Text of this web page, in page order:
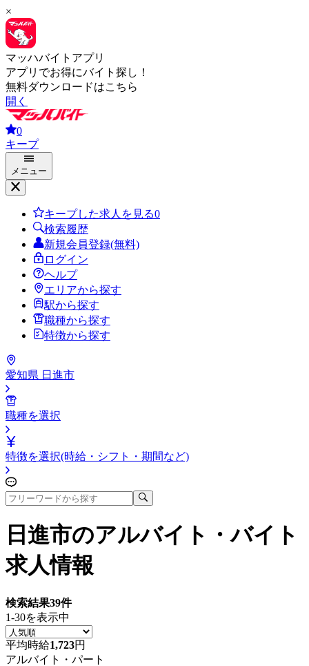
×
マッハバイトアプリ
アプリでお得にバイト探し！
無料ダウンロードはこちら
開く
0
キープ
メニュー
キープした求人を見る0
検索履歴
新規会員登録(無料)
ログイン
ヘルプ
エリアから探す
駅から探す
職種から探す
特徴から探す
愛知県 日進市
職種を選択
特徴を選択(時給・シフト・期間など)
日進市のアルバイト・バイト
求人情報
検索結果39件
1-30を表示中
平均時給1,723円
アルバイト・パート